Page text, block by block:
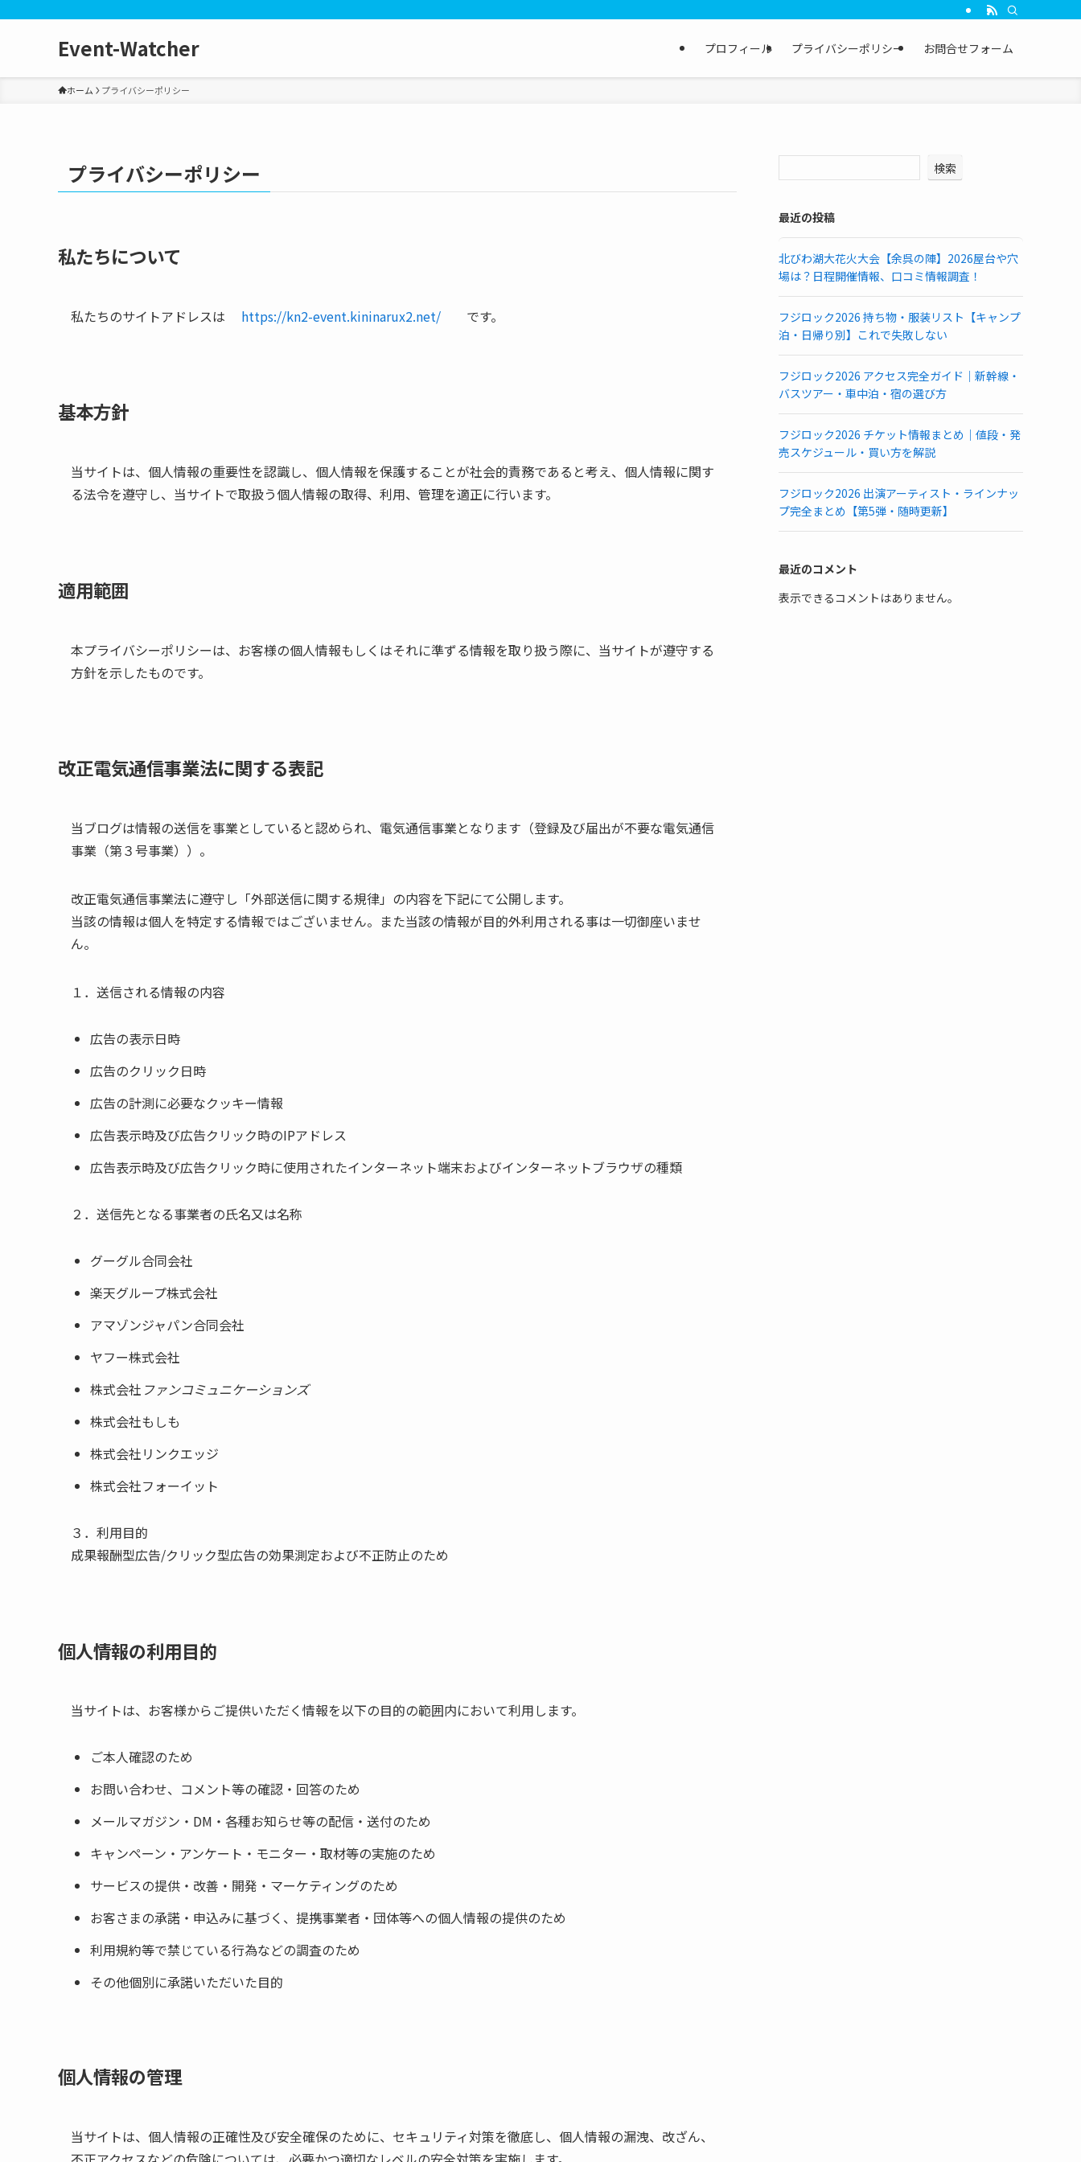
Event-Watcher プロフィール プライバシーポリシー お問合せフォーム
ホーム プライバシーポリシー
プライバシーポリシー
私たちについて
私たちのサイトアドレスは https://kn2-event.kininarux2.net/ です。
基本方針
当サイトは、個人情報の重要性を認識し、個人情報を保護することが社会的責務であると考え、個人情報に関す
る法令を遵守し、当サイトで取扱う個人情報の取得、利用、管理を適正に行います。
適用範囲
本プライバシーポリシーは、お客様の個人情報もしくはそれに準ずる情報を取り扱う際に、当サイトが遵守する
方針を示したものです。
改正電気通信事業法に関する表記
当ブログは情報の送信を事業としていると認められ、電気通信事業となります（登録及び届出が不要な電気通信
事業（第３号事業））。
改正電気通信事業法に遵守し「外部送信に関する規律」の内容を下記にて公開します。
当該の情報は個人を特定する情報ではございません。また当該の情報が目的外利用される事は一切御座いませ
ん。
１．送信される情報の内容
広告の表示日時
広告のクリック日時
広告の計測に必要なクッキー情報
広告表示時及び広告クリック時のIPアドレス
広告表示時及び広告クリック時に使用されたインターネット端末およびインターネットブラウザの種類
２．送信先となる事業者の氏名又は名称
グーグル合同会社
楽天グループ株式会社
アマゾンジャパン合同会社
ヤフー株式会社
株式会社 ファンコミュニケーションズ
株式会社もしも
株式会社リンクエッジ
株式会社フォーイット
３．利用目的
成果報酬型広告/クリック型広告の効果測定および不正防止のため
個人情報の利用目的
当サイトは、お客様からご提供いただく情報を以下の目的の範囲内において利用します。
ご本人確認のため
お問い合わせ、コメント等の確認・回答のため
メールマガジン・DM・各種お知らせ等の配信・送付のため
キャンペーン・アンケート・モニター・取材等の実施のため
サービスの提供・改善・開発・マーケティングのため
お客さまの承諾・申込みに基づく、提携事業者・団体等への個人情報の提供のため
利用規約等で禁じている行為などの調査のため
その他個別に承諾いただいた目的
個人情報の管理
当サイトは、個人情報の正確性及び安全確保のために、セキュリティ対策を徹底し、個人情報の漏洩、改ざん、
検索
最近の投稿
北びわ湖大花火大会【余呉の陣】2026屋台や穴
場は？日程開催情報、口コミ情報調査！
フジロック2026 持ち物・服装リスト【キャンプ
泊・日帰り別】これで失敗しない
フジロック2026 アクセス完全ガイド｜新幹線・
バスツアー・車中泊・宿の選び方
フジロック2026 チケット情報まとめ｜値段・発
売スケジュール・買い方を解説
フジロック2026 出演アーティスト・ラインナッ
プ完全まとめ【第5弾・随時更新】
最近のコメント
表示できるコメントはありません。